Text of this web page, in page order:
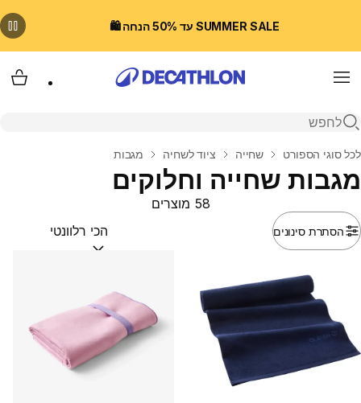
SUMMER SALE עד 50% הנחה 🛍️
Menu
פתיחת חיפוש
בית
לכל סוגי הספורט שחייה ציוד לשחיה מגבות
מגבות שחייה וחלוקים
הסתרת סינונים
58 מוצרים
מיין לפי:(optional)